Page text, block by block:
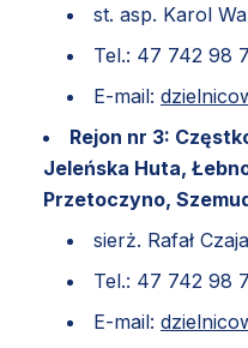
st. asp. Karol
Tel.: 47 742 98
E-mail:
Rejon nr 3:
Jeleńska Huta,
Przetoczyno,
sierż. Rafał Czaja
Tel.: 47 742 98
E-mail: